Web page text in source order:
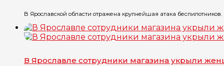
В Ярославской области отражена крупнейшая атака
В Ярославле сотрудники магазина укрыли